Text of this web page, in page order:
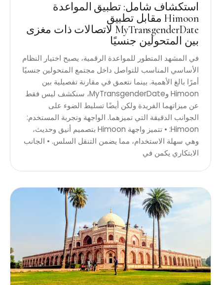
استكشاف شامل: تطبيق المواعدة
Himoon مقابل تطبيق
MyTransgenderDate لاتصالات ذات مغزى
بين المتحولين جنسيًا
في المشهد المتطور للمواعدة الرقمية، يصبح اختيار النظام
الأساسي المناسب للتواصل داخل مجتمع المتحولين جنسيًا
أمرًا بالغ الأهمية. بينما نتعمق في مقارنة تفصيلية بين
Himoon وMyTransgenderDate، سنكشف ليس فقط
عن ميزاتهما الفريدة ولكن أيضًا تسليط الضوء على
الجوانب الدقيقة التي تميزهما. الواجهة وتجربة المستخدم:
Himoon: • تتميز واجهة Himoon بتصميم أنيق وحديث،
وهي سهلة الاستخدام، مما يضمن التنقل السلس. • الجانب
الابتكاري يكمن في